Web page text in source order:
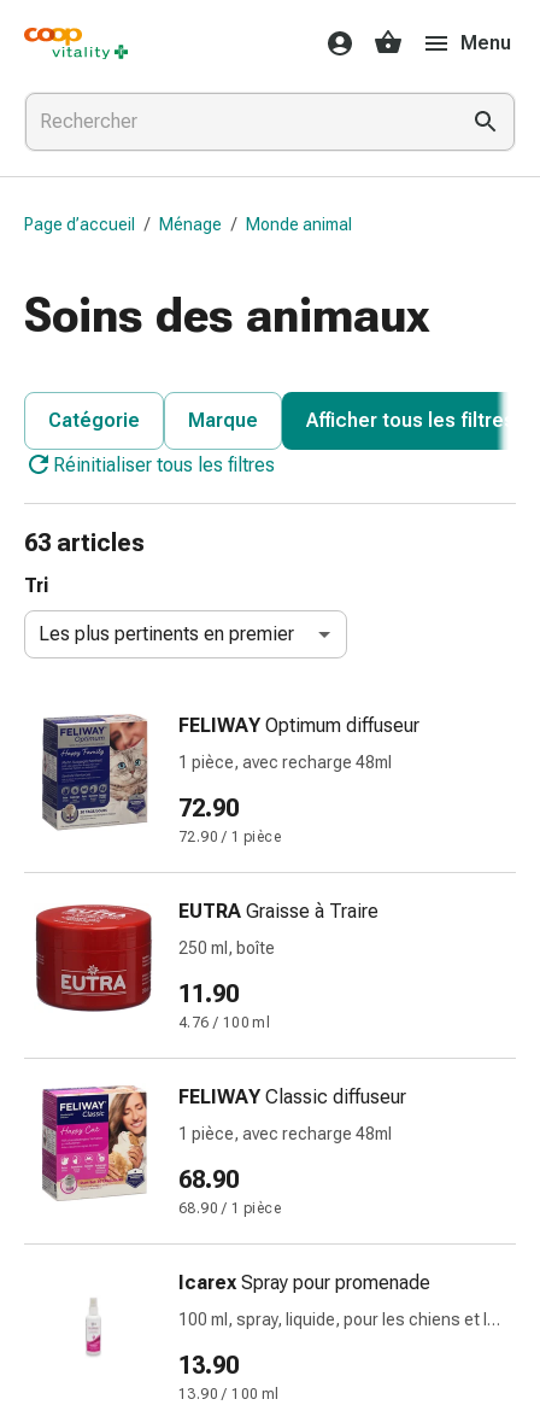
Médicaments
et
santé
Grippe
et
Refroidissement
pour
gorge
Médicaments
grippe
le
Toux
et
et
accessoires
Nettoyeur
de
Mouchoirs
papier
Rhume
Soins
des
des
brûlures
Bandes
élastiques
Compresses
Pansements
pour
Pansements
Menu
Page d’accueil / Ménage / Monde animal
Soins des animaux
Catégorie Marque
Afficher tous les filtres
Réinitialiser tous les filtres
63 articles
Tri
Les plus pertinents en premier
FELIWAY Optimum diffuseur
1 pièce, avec recharge 48ml
72.90
72.90 / 1 pièce
EUTRA Graisse à Traire
250 ml, boîte
11.90
4.76 / 100 ml
FELIWAY Classic diffuseur
1 pièce, avec recharge 48ml
68.90
68.90 / 1 pièce
Icarex Spray pour promenade
100 ml, spray, liquide, pour les chiens et les
13.90
13.90 / 100 ml